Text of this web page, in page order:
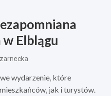
Elblągu
wydarzenie, które
jak i turystów.